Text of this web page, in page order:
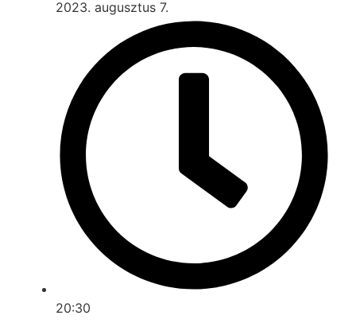
2023. augusztus 7.
20:30